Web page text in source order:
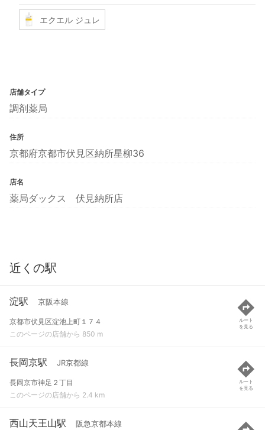
エクエル ジュレ
店舗タイプ
調剤薬局
住所
京都府京都市伏見区納所星柳36
店名
薬局ダックス 伏見納所店
近くの駅
淀駅 京阪本線
京都市伏見区淀池上町１７４
このページの店舗から 850 m
ルート
を見る
長岡京駅 JR京都線
長岡京市神足２丁目
このページの店舗から 2.4 km
ルート
を見る
西山天王山駅 阪急京都本線